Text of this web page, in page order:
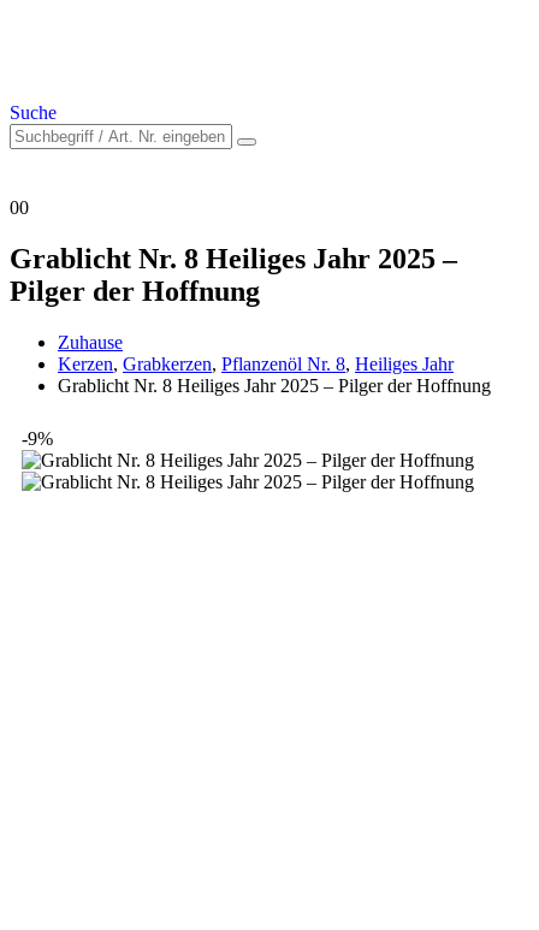
Suche
00
Grablicht Nr. 8 Heiliges Jahr 2025 –
Pilger der Hoffnung
Zuhause
Kerzen, Grabkerzen, Pflanzenöl Nr. 8, Heiliges Jahr
Grablicht Nr. 8 Heiliges Jahr 2025 – Pilger der Hoffnung
-9%